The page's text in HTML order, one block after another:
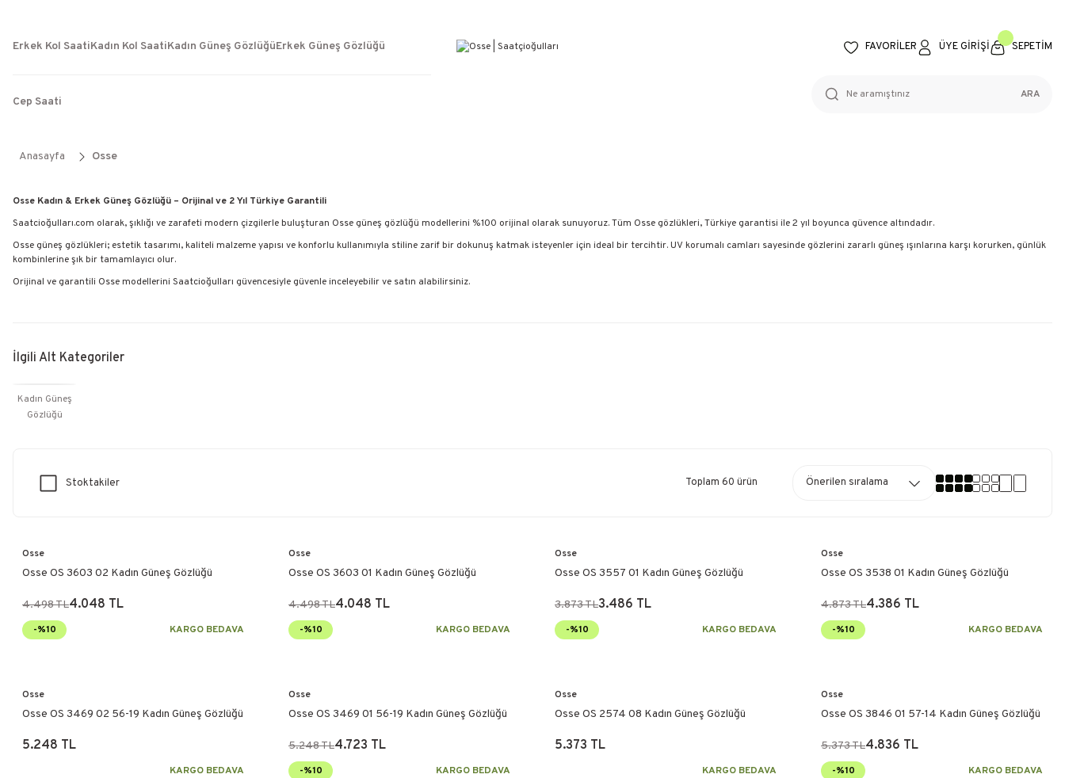
WEB SİTESİNE ÖZEL FİYATLAR
KAÇIRILMAYACAK FIRSATLAR
Erkek Kol SaatiKadın Kol SaatiKadın Güneş GözlüğüErkek Güneş Gözlüğü
Cep Saati
FAVORİLER ÜYE GİRİŞİ SEPETİM
ARA
Anasayfa Osse
Osse Kadın & Erkek Güneş Gözlüğü – Orijinal ve 2 Yıl Türkiye Garantili
Saatcioğulları.com olarak, şıklığı ve zarafeti modern çizgilerle buluşturan Osse güneş gözlüğü modellerini %100 orijinal olarak sunuyoruz. Tüm Osse gözlükleri, Türkiye garantisi ile 2 yıl boyunca güvence altındadır.
Osse güneş gözlükleri; estetik tasarımı, kaliteli malzeme yapısı ve konforlu kullanımıyla stiline zarif bir dokunuş katmak isteyenler için ideal bir tercihtir. UV korumalı camları sayesinde gözlerini zararlı güneş ışınlarına karşı korurken, günlük
kombinlerine şık bir tamamlayıcı olur.
Orijinal ve garantili Osse modellerini Saatcioğulları güvencesiyle güvenle inceleyebilir ve satın alabilirsiniz.
İlgili Alt Kategoriler
Kadın Güneş
Gözlüğü
Stoktakiler Toplam 60 ürün
Osse
Osse OS 3603 02 Kadın Güneş Gözlüğü
4.498 TL4.048 TL
-%10 KARGO BEDAVA
Osse
Osse OS 3603 01 Kadın Güneş Gözlüğü
4.498 TL4.048 TL
-%10 KARGO BEDAVA
Osse
Osse OS 3557 01 Kadın Güneş Gözlüğü
3.873 TL3.486 TL
-%10 KARGO BEDAVA
Osse
Osse OS 3538 01 Kadın Güneş Gözlüğü
4.873 TL4.386 TL
-%10 KARGO BEDAVA
Osse
Osse OS 3469 02 56-19 Kadın Güneş Gözlüğü
5.248 TL
KARGO BEDAVA
Osse
Osse OS 3469 01 56-19 Kadın Güneş Gözlüğü
5.248 TL4.723 TL
-%10 KARGO BEDAVA
Osse
Osse OS 2574 08 Kadın Güneş Gözlüğü
5.373 TL
KARGO BEDAVA
Osse
Osse OS 3846 01 57-14 Kadın Güneş Gözlüğü
5.373 TL4.836 TL
-%10 KARGO BEDAVA